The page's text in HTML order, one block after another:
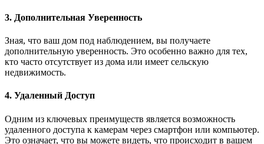
3. Дополнительная Уверенность
Зная, что ваш дом под наблюдением, вы получаете
дополнительную уверенность. Это особенно важно для тех,
кто часто отсутствует из дома или имеет сельскую
недвижимость.
4. Удаленный Доступ
Одним из ключевых преимуществ является возможность
удаленного доступа к камерам через смартфон или компьютер.
Это означает, что вы можете видеть, что происходит в вашем